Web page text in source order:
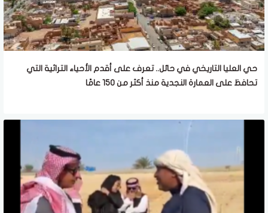
حي العليا التاريخي في حائل.. تعرف على أقدم الأحياء التراثية التي
تحافظ على العمارة النجدية منذ أكثر من 150 عامًا